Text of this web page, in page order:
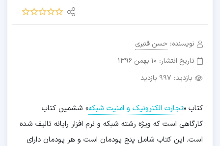
نویسنده: حسن قنبری
تاریخ انتشار: 10 بهمن 1396
بازدید: 997 بازدید
کتاب «تجارت الکترونیک و امنیت شبکه» ششمین کتاب
کارگاهی است که ویژه رشته شبکه و نرم افزار رایانه تالیف شده
است. این کتاب شامل پنج پودمان است و هر پودمان دارای